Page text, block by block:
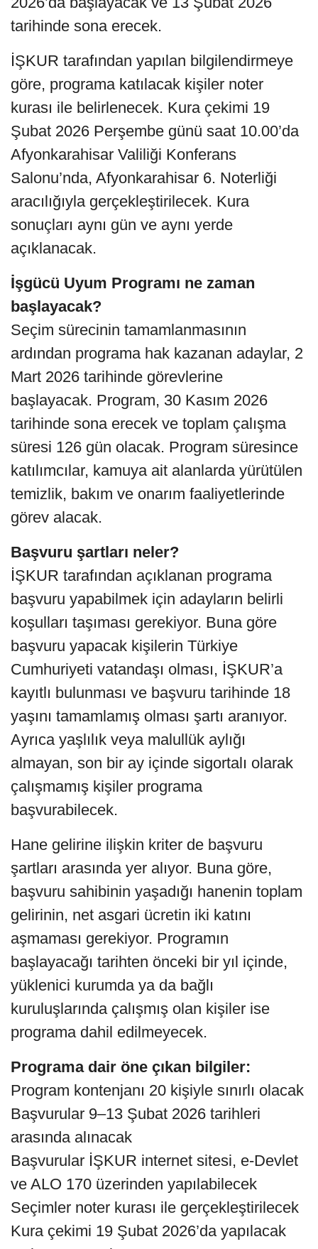
tarihinde sona erecek.
İŞKUR tarafından yapılan bilgilendirmeye
göre, programa katılacak kişiler noter
kurası ile belirlenecek. Kura çekimi 19
Şubat 2026 Perşembe günü saat 10.00’da
Afyonkarahisar Valiliği Konferans
Salonu’nda, Afyonkarahisar 6. Noterliği
aracılığıyla gerçekleştirilecek. Kura
sonuçları aynı gün ve aynı yerde
açıklanacak.
İşgücü Uyum Programı ne zaman
başlayacak?
Seçim sürecinin tamamlanmasının
ardından programa hak kazanan adaylar, 2
Mart 2026 tarihinde görevlerine
başlayacak. Program, 30 Kasım 2026
tarihinde sona erecek ve toplam çalışma
süresi 126 gün olacak. Program süresince
katılımcılar, kamuya ait alanlarda yürütülen
temizlik, bakım ve onarım faaliyetlerinde
görev alacak.
Başvuru şartları neler?
İŞKUR tarafından açıklanan programa
başvuru yapabilmek için adayların belirli
koşulları taşıması gerekiyor. Buna göre
başvuru yapacak kişilerin Türkiye
Cumhuriyeti vatandaşı olması, İŞKUR’a
kayıtlı bulunması ve başvuru tarihinde 18
yaşını tamamlamış olması şartı aranıyor.
Ayrıca yaşlılık veya malullük aylığı
almayan, son bir ay içinde sigortalı olarak
çalışmamış kişiler programa
başvurabilecek.
Hane gelirine ilişkin kriter de başvuru
şartları arasında yer alıyor. Buna göre,
başvuru sahibinin yaşadığı hanenin toplam
gelirinin, net asgari ücretin iki katını
aşmaması gerekiyor. Programın
başlayacağı tarihten önceki bir yıl içinde,
yüklenici kurumda ya da bağlı
kuruluşlarında çalışmış olan kişiler ise
programa dahil edilmeyecek.
Programa dair öne çıkan bilgiler:
Program kontenjanı 20 kişiyle sınırlı olacak
Başvurular 9–13 Şubat 2026 tarihleri
arasında alınacak
Başvurular İŞKUR internet sitesi, e-Devlet
ve ALO 170 üzerinden yapılabilecek
Seçimler noter kurası ile gerçekleştirilecek
Kura çekimi 19 Şubat 2026’da yapılacak